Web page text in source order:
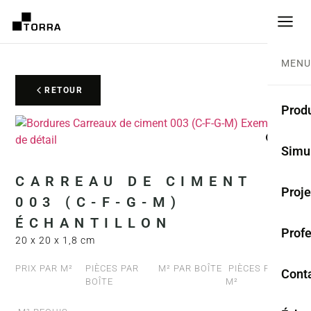
MENU
RETOUR
CARREAU DE CIMENT
003 (C-F-G-M)
ÉCHANTILLON
20 x 20 x 1,8 cm
PRIX PAR M²
PIÈCES PAR
BOÎTE
M² PAR BOÎTE
PIÈCES PAR
M²